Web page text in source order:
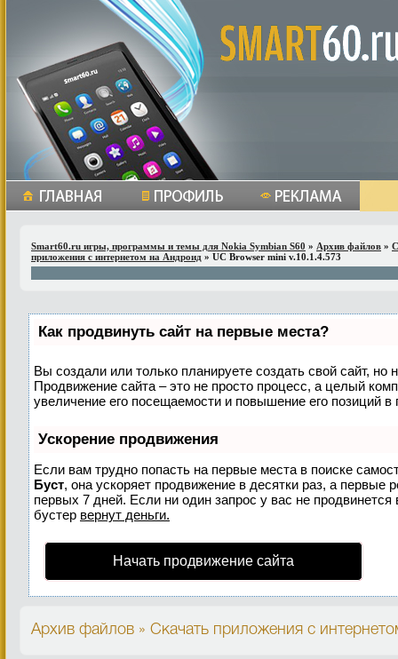
Smart60.ru игры, программы и темы для Nokia Symbian S60 » Архив файлов »
приложения с интернетом на Андроид » UС Browser mini v.10.1.4.573
Как продвинуть сайт на первые места?
Вы создали или только планируете создать свой сайт, но
Продвижение сайта – это не просто процесс, а целый
увеличение его посещаемости и повышение его позиций в
Ускорение продвижения
Если вам трудно попасть на первые места в поиске
Буст, она ускоряет продвижение в десятки раз, а первые
первых 7 дней. Если ни один запрос у вас не
бустер вернут деньги.
Начать продвижение сайта
Архив файлов » Скачать приложения с